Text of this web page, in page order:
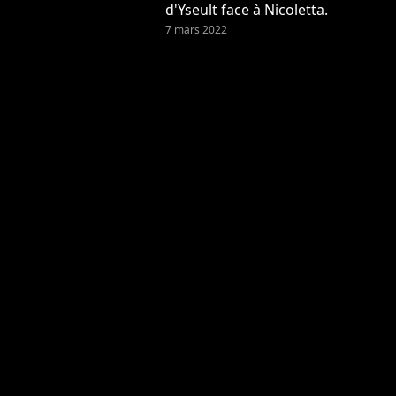
d'Yseult face à Nicoletta.
7 mars 2022